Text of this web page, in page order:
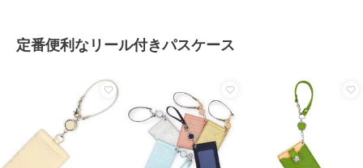
定番便利なリール付きパスケース